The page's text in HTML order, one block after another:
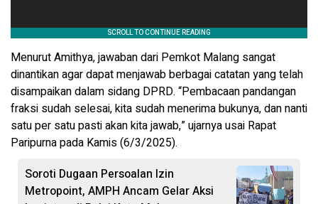
Menurut Amithya, jawaban dari Pemkot Malang sangat
dinantikan agar dapat menjawab berbagai catatan yang telah
disampaikan dalam sidang DPRD. “Pembacaan pandangan
fraksi sudah selesai, kita sudah menerima bukunya, dan nanti
satu per satu pasti akan kita jawab,” ujarnya usai Rapat
Paripurna pada Kamis (6/3/2025).
Soroti Dugaan Persoalan Izin
Metropoint, AMPH Ancam Gelar Aksi